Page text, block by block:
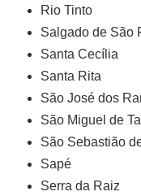
Rio Tinto
Salgado de São
Santa Cecília
Santa Rita
São José dos
São Miguel de
São Sebastião
Sapé
Serra da Raiz